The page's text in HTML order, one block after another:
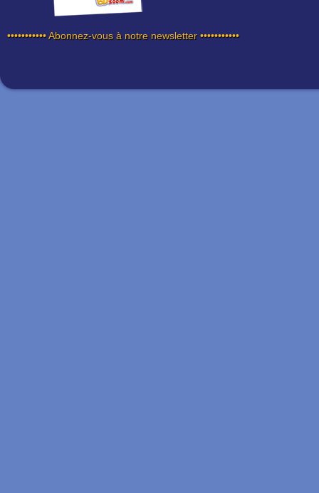
••••••••••• Abonnez-vous à notre newsletter •••••••••••